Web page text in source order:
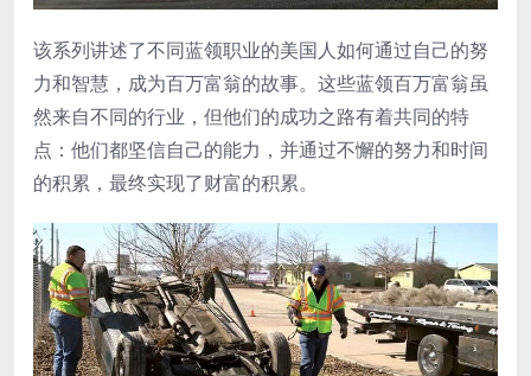
该系列讲述了不同蓝领职业的美国人如何通过自己的努
力和智慧，成为百万富翁的故事。这些蓝领百万富翁虽
然来自不同的行业，但他们的成功之路有着共同的特
点：他们都坚信自己的能力，并通过不懈的努力和时间
的积累，最终实现了财富的积累。